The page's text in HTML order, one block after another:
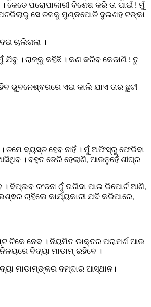
ପରୋପାକାରୀ ବିଶେଷ କରି ତା ପାଇଁ ! ମୁଁ
ପଚରିଲାରୁ ସେ ତଳକୁ ମୁଣ୍ଡପୋତି ଦୁଇଶହ ଟଙ୍କା
ଚାଲିଗଲା ।
। ରାଜ୍‌କୁ କହିଛି । କଣ କରିବ କେଜାଣି ! ତୁ
ଭୁବନେଶ୍ଵରରେ ଏଇ କାଲି ଯାଏ ତାର ଛୁଟୀ
ତମେ ବ୍ୟସ୍ତ ହେବ ନାହିଁ । ମୁଁ ଅଫିସ୍‌ରୁ ଫେରିବା
। ବହୁତ ଡେରି ହେଲାଣି, ଆଉନୁହେଁ ଶୀଘ୍ର
ବିପ୍ଲବ ରଂଜନା ଠୁଁ ତାଗିଦା ପାଇ ରିପୋର୍ଟ ଆଣି,
ଚାହିଲେ କାର୍ଯ୍ୟକାରୀ ଯଦି କରିପାରେ,
ଟିକେ ନେବ । ନିୟମିତ ଡାକ୍ତର ପରାମର୍ଶ ଆଉ
ବିଦ୍ୟା ମାଡାମ୍‌ ରହିବେ ।
ମାଡାମ୍‌ଙ୍କର ଦମ୍‌ଦାର ଆସ୍ଥାନ।